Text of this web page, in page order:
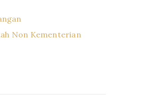
Non Kementerian